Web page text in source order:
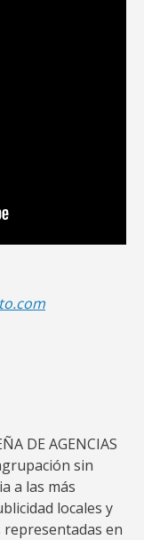
DE AGENCIAS
sin
a las más
locales y
en